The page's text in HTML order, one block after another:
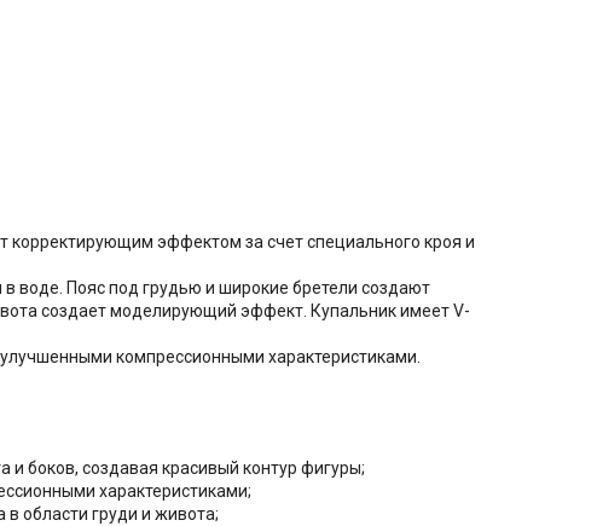
корректирующим эффектом за счет специального кроя и
воде. Пояс под грудью и широкие бретели создают
создает моделирующий эффект. Купальник имеет V-
компрессионными характеристиками.
боков, создавая красивый контур фигуры;
характеристиками;
области груди и живота;